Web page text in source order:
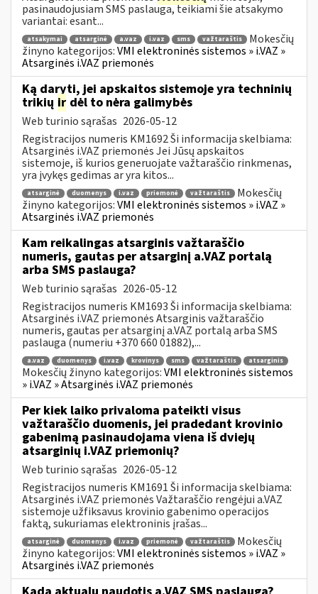
pasinaudojusiam SMS paslauga, teikiami šie atsakymo
variantai: esant...
atsakymai atsarginė a.vaz i.vaz sms važtaraštis
Mokesčių
žinyno kategorijos:VMI elektroninės sistemos » i.VAZ »
Atsarginės i.VAZ priemonės
Ką daryti, jei apskaitos sistemoje yra techninių
trikių ir dėl to nėra galimybės
Web turinio sąrašas 2026-05-12
Registracijos numeris KM1692 Ši informacija skelbiama:
Atsarginės i.VAZ priemonės Jei Jūsų apskaitos
sistemoje, iš kurios generuojate važtaraščio rinkmenas,
yra įvykęs gedimas ar yra kitos...
atsarginė duomenys i.vaz priemonė važtaraštis
Mokesčių
žinyno kategorijos:VMI elektroninės sistemos » i.VAZ »
Atsarginės i.VAZ priemonės
Kam reikalingas atsarginis važtaraščio
numeris, gautas per atsarginį a.VAZ portalą
arba SMS paslauga?
Web turinio sąrašas 2026-05-12
Registracijos numeris KM1693 Ši informacija skelbiama:
Atsarginės i.VAZ priemonės Atsarginis važtaraščio
numeris, gautas per atsarginį a.VAZ portalą arba SMS
paslauga (numeriu +370 660 01882),...
a.vaz duomenys i.vaz krovinys sms važtaraštis atsarginis
Mokesčių žinyno kategorijos:VMI elektroninės sistemos
» i.VAZ » Atsarginės i.VAZ priemonės
Per kiek laiko privaloma pateikti visus
važtaraščio duomenis, jei pradedant krovinio
gabenimą pasinaudojama viena iš dviejų
atsarginių i.VAZ priemonių?
Web turinio sąrašas 2026-05-12
Registracijos numeris KM1691 Ši informacija skelbiama:
Atsarginės i.VAZ priemonės Važtaraščio rengėjui a.VAZ
sistemoje užfiksavus krovinio gabenimo operacijos
faktą, sukuriamas elektroninis įrašas...
atsarginė duomenys i.vaz priemonė važtaraštis
Mokesčių
žinyno kategorijos:VMI elektroninės sistemos » i.VAZ »
Atsarginės i.VAZ priemonės